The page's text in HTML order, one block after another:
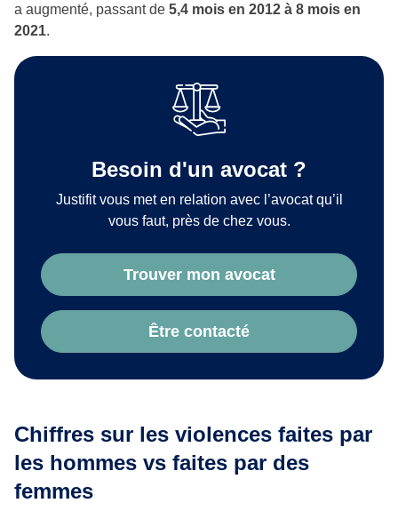
a augmenté, passant de 5,4 mois en 2012 à 8 mois en
2021.
Besoin d'un avocat ?
Justifit vous met en relation avec l’avocat qu’il
vous faut, près de chez vous.
Trouver mon avocat
Être contacté
Chiffres sur les violences faites par
les hommes vs faites par des
femmes